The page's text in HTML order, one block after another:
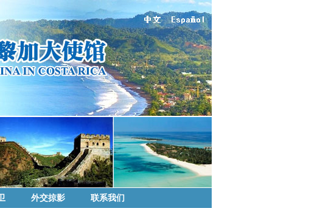
外交掠影 联系我们